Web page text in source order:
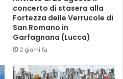
concerto di stasera alla
Fortezza delle Verrucole di
San Romano in
Garfagnana (Lucca)
2 giorni fa